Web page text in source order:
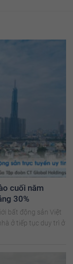
cuối năm
30%
bất động sản Việt
ở tiếp tục duy trì ở